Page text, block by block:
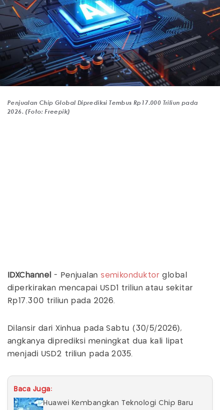
Penjualan Chip Global Diprediksi Tembus Rp17.000 Triliun pada
2026. (Foto: Freepik)
IDXChannel - Penjualansemikonduktor global
diperkirakan mencapai USD1 triliun atau sekitar
Rp17.300 triliun pada 2026.
Dilansir dari Xinhua pada Sabtu (30/5/2026),
angkanya diprediksi meningkat dua kali lipat
menjadi USD2 triliun pada 2035.
Baca Juga:
Huawei Kembangkan Teknologi Chip Baru